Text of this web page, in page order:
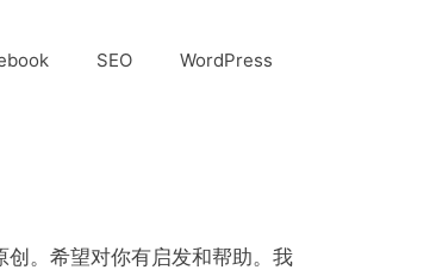
SEO WordPress
。希望对你有启发和帮助。我